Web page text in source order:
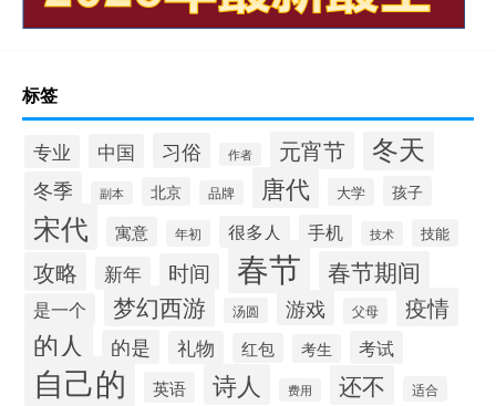
标签
专业 中国 习俗 作者 元宵节 冬天
冬季 副本 北京 品牌 唐代 大学 孩子
宋代 寓意 年初 很多人 手机 技术 技能
攻略 新年 时间 春节 春节期间
是一个 梦幻西游 汤圆 游戏 父母 疫情
的人 的是 礼物 红包 考生 考试
自己的 英语 诗人 费用 还不 适合